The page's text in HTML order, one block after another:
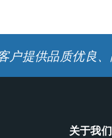
户提供品质优良
关于我们